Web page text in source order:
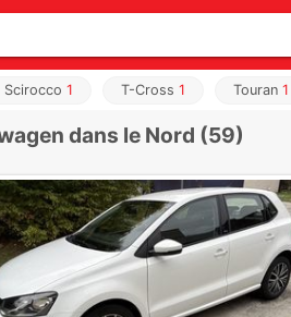
Scirocco 1 T-Cross 1 Touran 1
dans le Nord (59)